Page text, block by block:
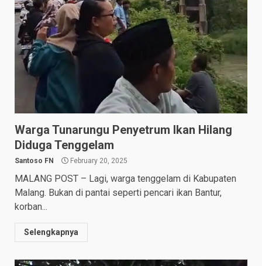
Warga Tunarungu Penyetrum Ikan Hilang
Diduga Tenggelam
Santoso FN February 20, 2025
MALANG POST – Lagi, warga tenggelam di Kabupaten
Malang. Bukan di pantai seperti pencari ikan Bantur,
korban...
Selengkapnya